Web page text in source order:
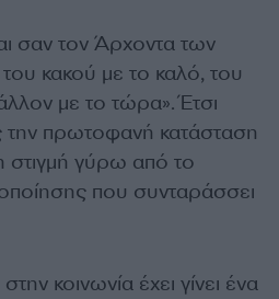
σαν τον Άρχοντα των
κακού με το καλό, του
με το τώρα». Έτσι
την πρωτοφανή κατάσταση
στιγμή γύρω από το
που συνταράσσει
κοινωνία έχει γίνει ένα